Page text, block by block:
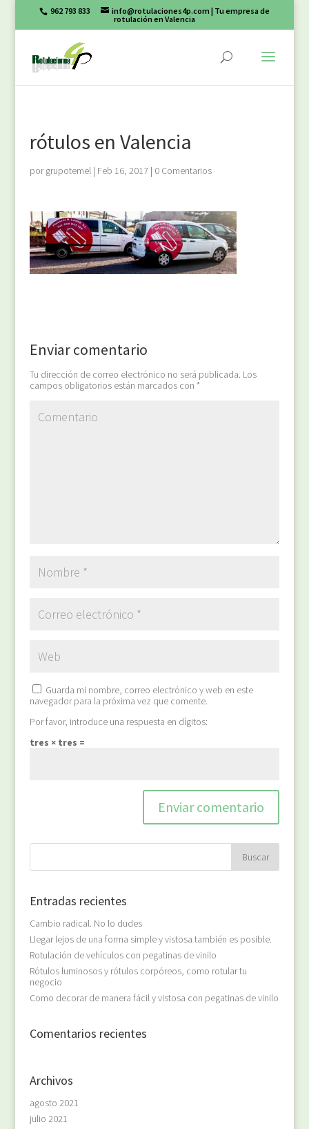
962 793 833 info@rotulaciones4p.com | Tu empresa de
rotulación en Valencia
rótulos en Valencia
porgrupotemel| Feb 16, 2017| 0 Comentarios
Enviar comentario
Tu dirección de correo electrónico no será publicada. Los
campos obligatorios están marcados con *
Guarda mi nombre, correo electrónico y web en este
navegador para la próxima vez que comente.
Por favor, introduce una respuesta en dígitos:
tres × tres =
Entradas recientes
Cambio radical. No lo dudes
Llegar lejos de una forma simple y vistosa también es posible.
Rotulación de vehículos con pegatinas de vinilo
Rótulos luminosos y rótulos corpóreos, como rotular tu
negocio
Como decorar de manera fácil y vistosa con pegatinas de vinilo
Comentarios recientes
Archivos
agosto 2021
julio 2021